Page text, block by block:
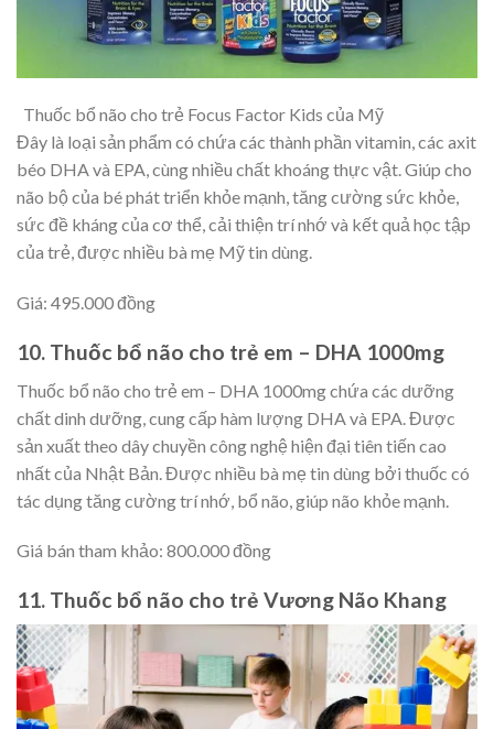
Thuốc bổ não cho trẻ Focus Factor Kids của Mỹ
Đây là loại sản phẩm có chứa các thành phần vitamin, các axit
béo DHA và EPA, cùng nhiều chất khoáng thực vật. Giúp cho
não bộ của bé phát triển khỏe mạnh, tăng cường sức khỏe,
sức đề kháng của cơ thể, cải thiện trí nhớ và kết quả học tập
của trẻ, được nhiều bà mẹ Mỹ tin dùng.
Giá: 495.000 đồng
10. Thuốc bổ não cho trẻ em – DHA 1000mg
Thuốc bổ não cho trẻ em – DHA 1000mg chứa các dưỡng
chất dinh dưỡng, cung cấp hàm lượng DHA và EPA. Được
sản xuất theo dây chuyền công nghệ hiện đại tiên tiến cao
nhất của Nhật Bản. Được nhiều bà mẹ tin dùng bởi thuốc có
tác dụng tăng cường trí nhớ, bổ não, giúp não khỏe mạnh.
Giá bán tham khảo: 800.000 đồng
11. Thuốc bổ não cho trẻ Vương Não Khang